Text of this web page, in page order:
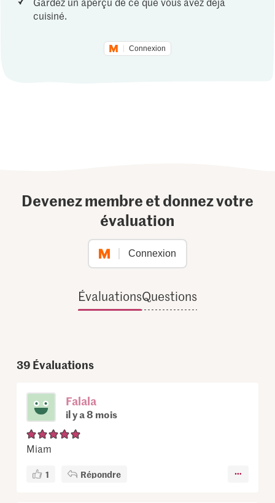
cuisiné.
Connexion
Devenez membre et donnez votre
évaluation
Connexion
ÉvaluationsQuestions
39 Évaluations
Falala
il y a 8 mois
Miam
1 Répondre